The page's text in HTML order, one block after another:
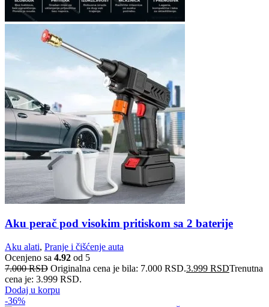
Aku perač pod visokim pritiskom sa 2 baterije
Aku alati, Pranje i čišćenje auta
Ocenjeno sa 4.92 od 5
7.000RSD Originalna cena je bila: 7.000 RSD.3.999 RSDTrenutna
cena je: 3.999 RSD.
Dodaj u korpu
-36%